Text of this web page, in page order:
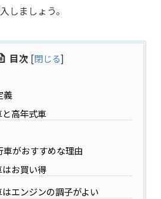
しましょう。
目次 [閉じる]
義
高年式車
車がおすすめな理由
お買い得
エンジンの調子がよい